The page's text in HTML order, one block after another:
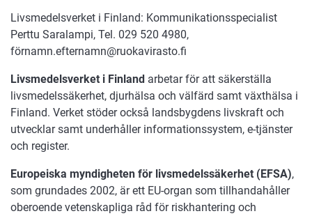
Livsmedelsverket i Finland: Kommunikationsspecialist
Perttu Saralampi, Tel. 029 520 4980,
förnamn.efternamn@ruokavirasto.fi
Livsmedelsverket i Finland arbetar för att säkerställa
livsmedelssäkerhet, djurhälsa och välfärd samt växthälsa i
Finland. Verket stöder också landsbygdens livskraft och
utvecklar samt underhåller informationssystem, e-tjänster
och register.
Europeiska myndigheten för livsmedelssäkerhet (EFSA),
som grundades 2002, är ett EU-organ som tillhandahåller
oberoende vetenskapliga råd för riskhantering och